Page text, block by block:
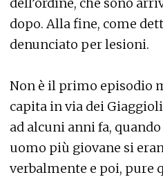
dopo. Alla fine, come
denunciato per lesioni.
Non è il primo episodio
capita in via dei
ad alcuni anni fa,
uomo più giovane si
verbalmente e poi, pure